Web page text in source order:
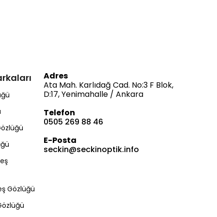
Gözlüğü
Adres
Ata Mah. Karlıdağ Cad. No:3 F Blok,
D:17, Yenimahalle / Ankara
Telefon
0505 269 88 46
E-Posta
seckin@seckinoptik.info
Bize Ulaşın